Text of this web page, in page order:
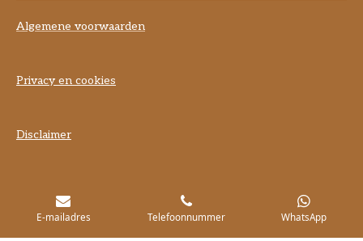
Algemene voorwaarden
Privacy en cookies
Disclaimer
E-mailadres Telefoonnummer WhatsApp